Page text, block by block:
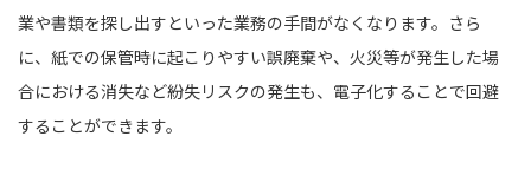
業や書類を探し出すといった業務の手間がなくなります。さら
に、紙での保管時に起こりやすい誤廃棄や、火災等が発生した場
合における消失など紛失リスクの発生も、電子化することで回避
することができます。